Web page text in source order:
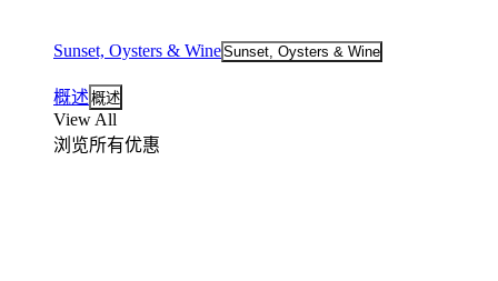
Sunset, Oysters & WineSunset, Oysters & Wine
概述 概述
View All
浏览所有优惠